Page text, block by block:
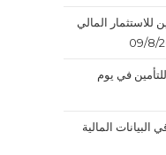
للاستثمار المالي
في يوم
المالية